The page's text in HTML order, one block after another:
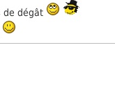
de dégât